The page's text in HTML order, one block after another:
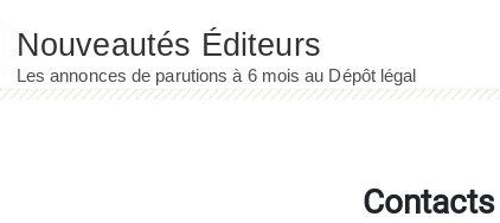
Contacts